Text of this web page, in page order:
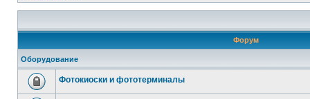
Форум
Оборудование
Фотокиоски и фототерминалы